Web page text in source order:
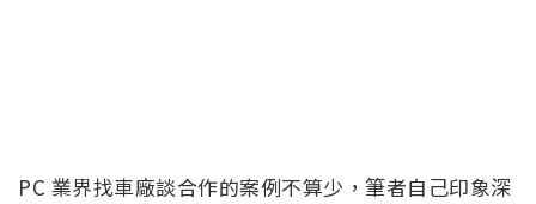
PC 業界找車廠談合作的案例不算少，筆者自己印象深